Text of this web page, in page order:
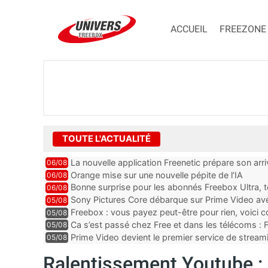
ACCUEIL FREEZONE
TOUTE L'ACTUALITÉ
06/08 La nouvelle application Freenetic prépare son
abonnés Freebox, testez la
06/08 Orange mise sur une nouvelle pépite de l’IA
06/08 Bonne surprise pour les abonnés Freebox Ultra,
inclus
05/08 Sony Pictures Core débarque sur Prime Video
05/08 Freebox : vous payez peut-être pour rien, voici
abonnements TV oubliés
05/08 Ca s’est passé chez Free et dans les télécoms :
pointe le bout de...
05/08 Prime Video devient le premier service de